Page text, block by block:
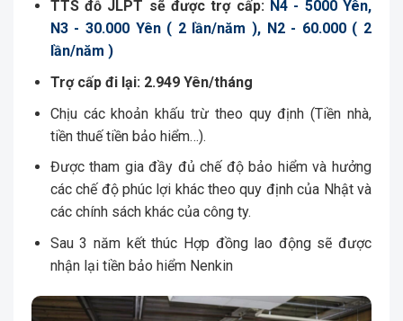
TTS đỗ JLPT sẽ được trợ cấp: N4 - 5000 Yên,
N3 - 30.000 Yên ( 2 lần/năm ), N2 - 60.000 ( 2
lần/năm )
Trợ cấp đi lại: 2.949 Yên/tháng
Chịu các khoản khấu trừ theo quy định (Tiền nhà,
tiền thuế tiền bảo hiểm…).
Được tham gia đầy đủ chế độ bảo hiểm và hưởng
các chế độ phúc lợi khác theo quy định của Nhật và
các chính sách khác của công ty.
Sau 3 năm kết thúc Hợp đồng lao động sẽ được
nhận lại tiền bảo hiểm Nenkin